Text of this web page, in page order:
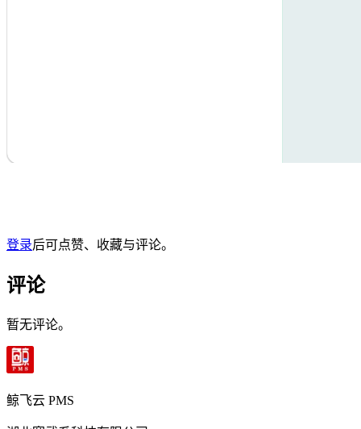
登录后可点赞、收藏与评论。
评论
暂无评论。
鲸飞云 PMS